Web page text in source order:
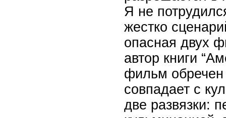
Я не
жестко
опасная двух
автор книги
фильм обречен
совпадает с
две развязки: